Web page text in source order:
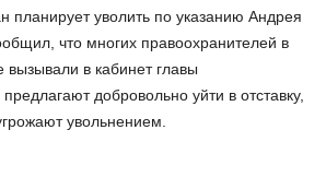
планирует уволить по указанию Андрея
что многих правоохранителей в
в кабинет главы
добровольно уйти в отставку,
увольнением.